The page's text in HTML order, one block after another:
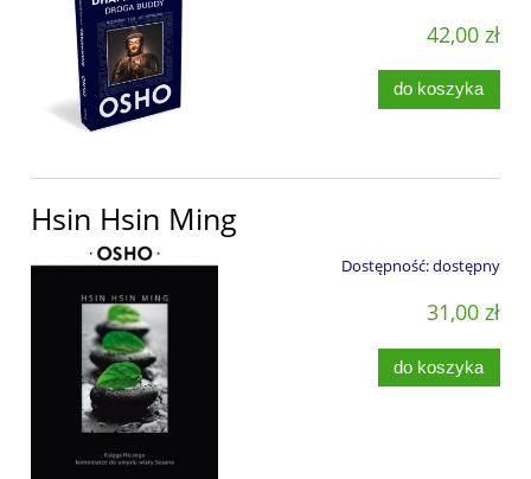
42,00 zł
do koszyka
Hsin Hsin Ming
Dostępność:dostępny
31,00 zł
do koszyka